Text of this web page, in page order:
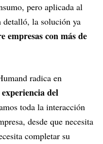
pero aplicada al
detalló, la solución ya
empresas con más de
radica en
del
toda la interacción
desde que necesita
completar su